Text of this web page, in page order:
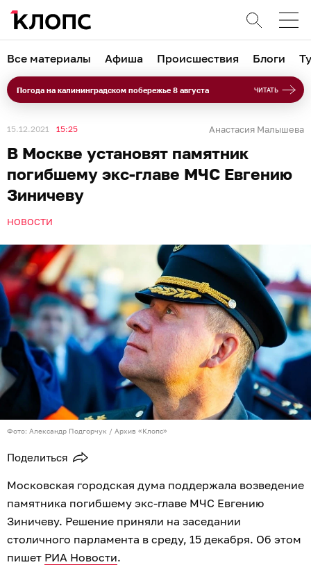
Все материалы Афиша Происшествия Блоги
Погода на калининградском побережье 8 августа ЧИТАТЬ
15.12.2021 15:25 Анастасия Малышева
В Москве установят памятник
погибшему экс-главе МЧС Евгению
Зиничеву
НОВОСТИ
Фото: Александр Подгорчук / Архив «Клопс»
Поделиться
Московская городская дума поддержала возведение
памятника погибшему экс-главе МЧС Евгению
Зиничеву. Решение приняли на заседании
столичного парламента в среду, 15 декабря. Об этом
пишет РИА Новости.